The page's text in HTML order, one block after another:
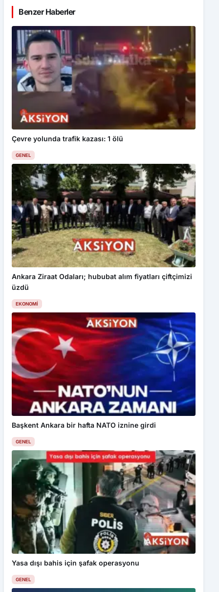
Benzer Haberler
Çevre yolunda trafik kazası: 1 ölü
GENEL
Ankara Ziraat Odaları; hububat alım fiyatları çiftçimizi
üzdü
EKONOMI
Başkent Ankara bir hafta NATO iznine girdi
GENEL
Yasa dışı bahis için şafak operasyonu
GENEL